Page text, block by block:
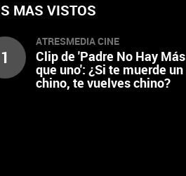
MAS VISTOS
1
ATRESMEDIA CINE
Clip de 'Padre No Hay Más
que uno': ¿Si te muerde un
chino, te vuelves chino?